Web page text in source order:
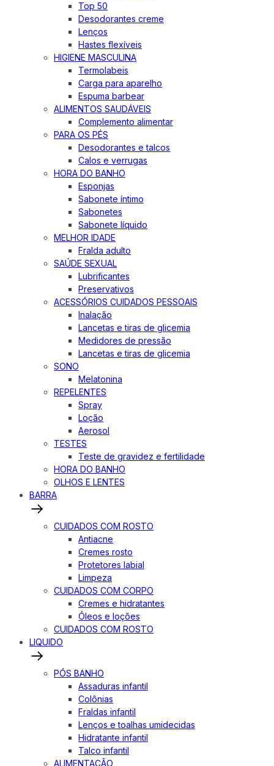
Top 50
Desodorantes creme
Lenços
Hastes flexíveis
HIGIENE MASCULINA
Termolabeis
Carga para aparelho
Espuma barbear
ALIMENTOS SAUDÁVEIS
Complemento alimentar
PARA OS PÉS
Desodorantes e talcos
Calos e verrugas
HORA DO BANHO
Esponjas
Sabonete íntimo
Sabonetes
Sabonete líquido
MELHOR IDADE
Fralda adulto
SAÚDE SEXUAL
Lubrificantes
Preservativos
ACESSÓRIOS CUIDADOS PESSOAIS
Inalação
Lancetas e tiras de glicemia
Medidores de pressão
Lancetas e tiras de glicemia
SONO
Melatonina
REPELENTES
Spray
Loção
Aerosol
TESTES
Teste de gravidez e fertilidade
HORA DO BANHO
OLHOS E LENTES
BARRA
CUIDADOS COM ROSTO
Antiacne
Cremes rosto
Protetores labial
Limpeza
CUIDADOS COM CORPO
Cremes e hidratantes
Óleos e loções
CUIDADOS COM ROSTO
LIQUIDO
PÓS BANHO
Assaduras infantil
Colônias
Fraldas infantil
Lenços e toalhas umidecidas
Hidratante infantil
Talco infantil
ALIMENTAÇÃO